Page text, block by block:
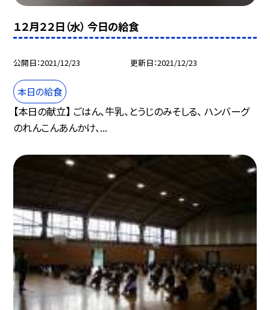
１２月２２日（水） 今日の給食
公開日 2021/12/23 更新日 2021/12/23
本日の給食
【本日の献立】 ごはん、牛乳、とうじのみそしる、 ハンバーグ
のれんこんあんかけ、...